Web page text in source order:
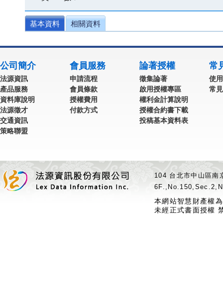
基本資料 相關資料
公司簡介
法源資訊
產品服務
資料庫說明
法源徵才
交通資訊
策略聯盟
會員服務
申請流程
會員條款
授權費用
付款方式
論著授權
徵集論著
啟用授權專區
權利金計算說明
授權合約書下載
投稿基本資料表
常
使
常
104 台北市中山區
本網站智慧財產權
未經正式書面授權